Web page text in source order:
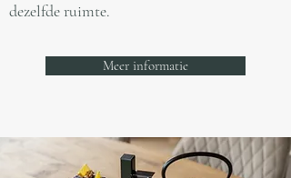
dezelfde ruimte.
Meer informatie